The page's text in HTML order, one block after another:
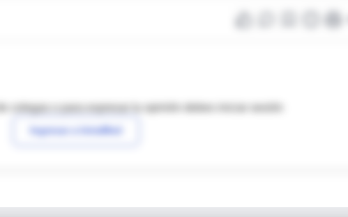
colegas o para expresar tu opinión debes iniciar sesión
Ingresar a IntraMed